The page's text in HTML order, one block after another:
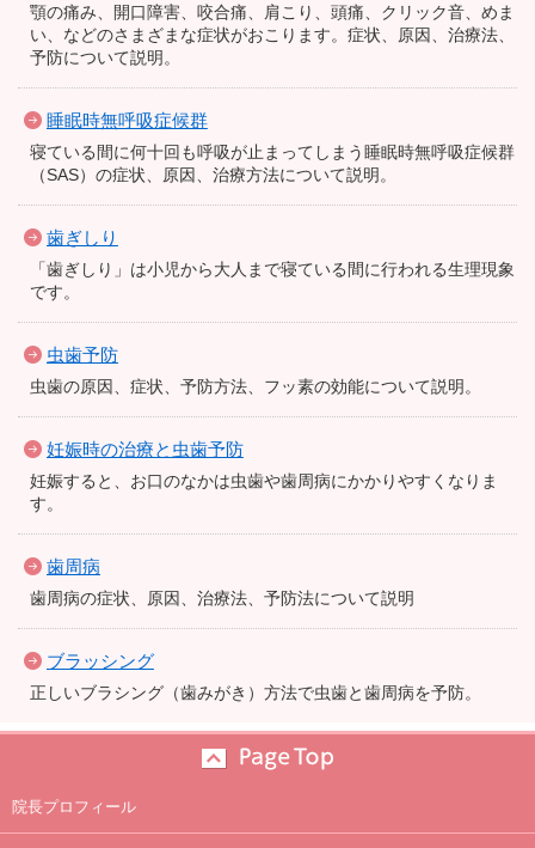
顎の痛み、開口障害、咬合痛、肩こり、頭痛、クリック音、めま
い、などのさまざまな症状がおこります。症状、原因、治療法、
予防について説明。
睡眠時無呼吸症候群
寝ている間に何十回も呼吸が止まってしまう睡眠時無呼吸症候群
（SAS）の症状、原因、治療方法について説明。
歯ぎしり
「歯ぎしり」は小児から大人まで寝ている間に行われる生理現象
です。
虫歯予防
虫歯の原因、症状、予防方法、フッ素の効能について説明。
妊娠時の治療と虫歯予防
妊娠すると、お口のなかは虫歯や歯周病にかかりやすくなりま
す。
歯周病
歯周病の症状、原因、治療法、予防法について説明
ブラッシング
正しいブラシング（歯みがき）方法で虫歯と歯周病を予防。
院長プロフィール